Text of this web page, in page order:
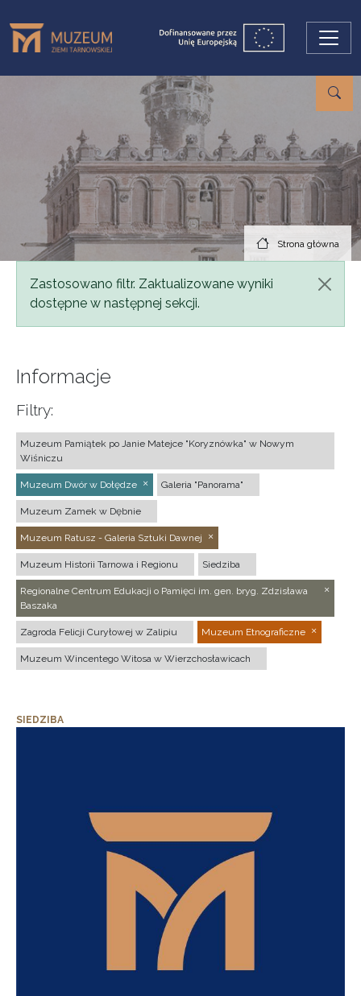
Strona główna
Komunikat
Zastosowano filtr. Zaktualizowane wyniki
dostępne w następnej sekcji.
Informacje
Filtry:
Muzeum Pamiątek po Janie Matejce "Koryznówka" w Nowym
Wiśniczu
Muzeum Dwór w Dołędze Galeria "Panorama"
Muzeum Zamek w Dębnie
Muzeum Ratusz - Galeria Sztuki Dawnej
Muzeum Historii Tarnowa i Regionu Siedziba
Regionalne Centrum Edukacji o Pamięci im. gen. bryg. Zdzisława
Baszaka
Zagroda Felicji Curyłowej w Zalipiu Muzeum Etnograficzne
Muzeum Wincentego Witosa w Wierzchosławicach
SIEDZIBA